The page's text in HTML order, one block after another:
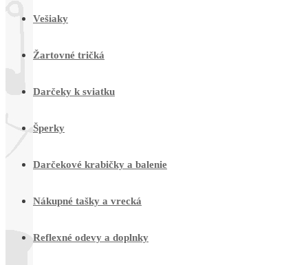
Vešiaky
Žartovné tričká
Darčeky k sviatku
Šperky
Darčekové krabičky a balenie
Nákupné tašky a vrecká
Reflexné odevy a doplnky